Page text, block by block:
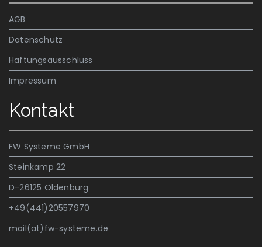
AGB
Datenschutz
Haftungsausschluss
Impressum
Kontakt
FW Systeme GmbH
Steinkamp 22
D-26125 Oldenburg
+49(441)20557970
mail(at)fw-systeme.de